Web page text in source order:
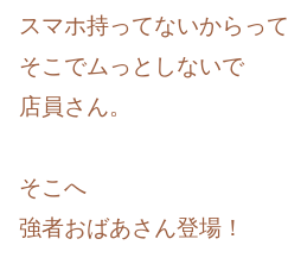
スマホ持ってないからって
そこでムっとしないで
店員さん。
そこへ
強者おばあさん登場！